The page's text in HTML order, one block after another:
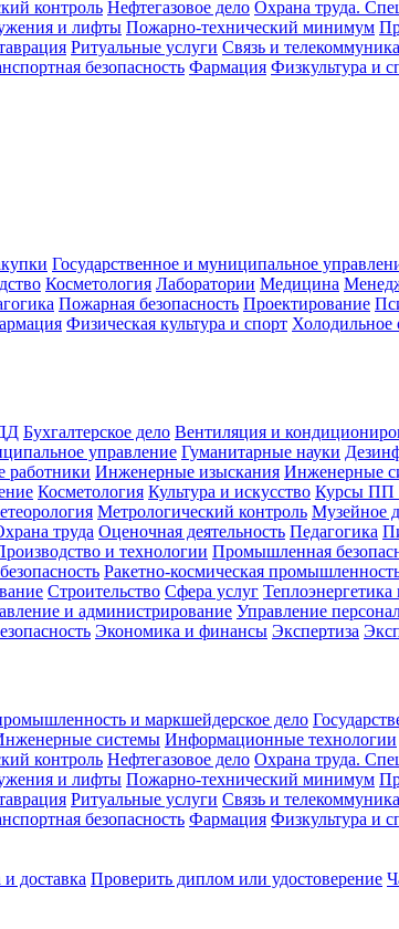
контроль Нефтегазовое дело Охрана труда.
и лифты Пожарно-технический минимум
Ритуальные услуги Связь и
безопасность Фармация Физкультура и
Государственное и муниципальное
Косметология Лаборатории Медицина
Пожарная безопасность Проектирование
Физическая культура и спорт Холодильное
Бухгалтерское дело Вентиляция и
управление Гуманитарные науки
работники Инженерные изыскания Инженерные
Косметология Культура и искусство Курсы
Метрологический контроль Музейное
труда Оценочная деятельность Педагогика
и технологии Промышленная
Ракетно-космическая
Строительство Сфера услуг Теплоэнергетика
и администрирование Управление
Экономика и финансы Экспертиза
и маркшейдерское дело
системы Информационные технологии
контроль Нефтегазовое дело Охрана труда.
и лифты Пожарно-технический минимум
Ритуальные услуги Связь и
безопасность Фармация Физкультура и
доставка Проверить диплом или удостоверение